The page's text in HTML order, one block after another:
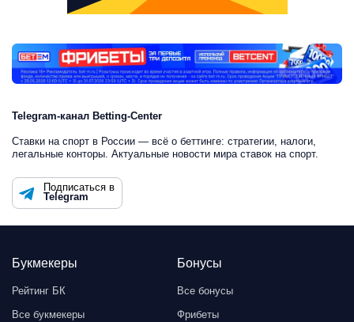
Telegram-канал Betting-Center
Ставки на спорт в России — всё о беттинге: стратегии, налоги,
легальные конторы. Актуальные новости мира ставок на спорт.
Подписаться в
Telegram
Букмекеры
Рейтинг БК
Все букмекеры
Бонусы
Все бонусы
Фрибеты